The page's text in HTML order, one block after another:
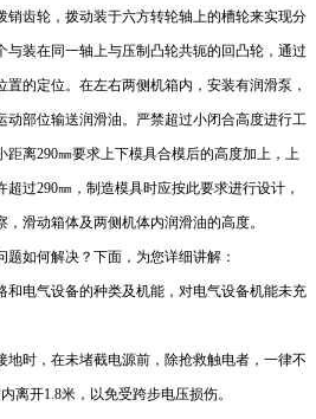
销齿轮，拨动装于六方转轮轴上的槽轮来实现分
与装在同一轴上与压制凸轮共轭的回凸轮，通过
的定位。在左右两侧机箱内，安装有润滑泵，
动部位输送润滑油。严禁超过小闭合高度进行工
离290㎜要求上下模具合模后的高度加上，上
过290㎜，制造模具时应按此要求进行设计，
滑动箱体及两侧机体内润滑油的高度。
如何解决？下面，为您详细讲解：
电气设备的种类及机能，对电气设备机能未充
时，在未堵截电源前，除抢救触电者，一律不
离开1.8米，以免受跨步电压损伤。